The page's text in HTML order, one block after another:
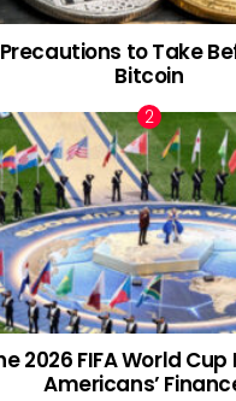
to Take
Bitcoin
2026 FIFA World
Americans’